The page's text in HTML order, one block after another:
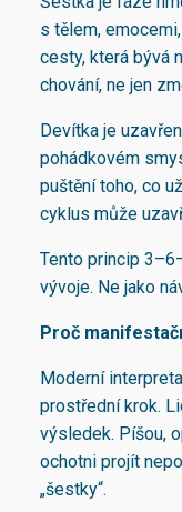
s tělem,
cesty, která bývá
chování, ne jen
Devítka je
pohádkovém
puštění toho, co
cyklus může
Tento princip
vývoje. Ne jako
Proč
Moderní
prostřední krok.
výsledek. Píšou,
ochotni projít
„šestky“.